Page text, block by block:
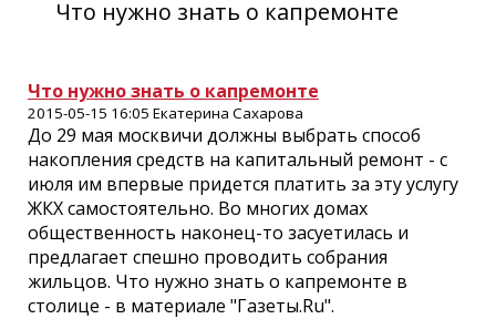
Что нужно знать о капремонте
Что нужно знать о капремонте
2015-05-15 16:05 Екатерина Сахарова
До 29 мая москвичи должны выбрать способ
накопления средств на капитальный ремонт - с
июля им впервые придется платить за эту услугу
ЖКХ самостоятельно. Во многих домах
общественность наконец-то засуетилась и
предлагает спешно проводить собрания
жильцов. Что нужно знать о капремонте в
столице - в материале "Газеты.Ru".